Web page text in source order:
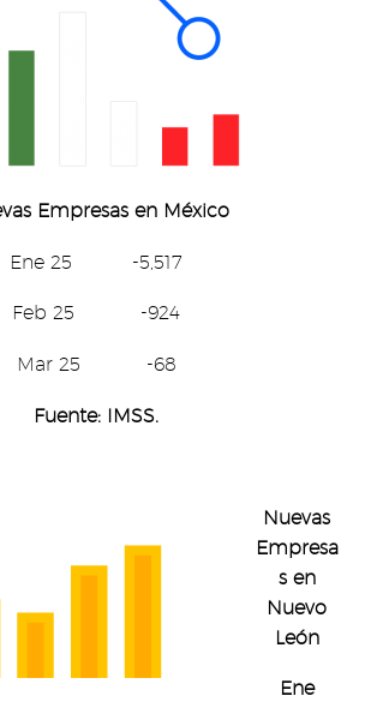
Empresas en México
Ene 25 -5,517
Feb 25 -924
Mar 25 -68
Fuente: IMSS.
Nuevas
Empresa
s en
Nuevo
León
Ene